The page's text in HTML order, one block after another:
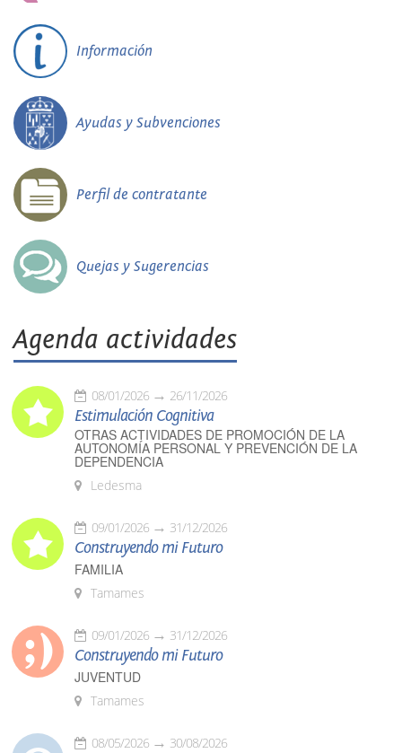
Información
Ayudas y Subvenciones
Perfil de contratante
Quejas y Sugerencias
Agenda actividades
08/01/2026 26/11/2026
Estimulación Cognitiva
OTRAS ACTIVIDADES DE PROMOCIÓN DE LA
AUTONOMÍA PERSONAL Y PREVENCIÓN DE LA
DEPENDENCIA
Ledesma
09/01/2026 31/12/2026
Construyendo mi Futuro
FAMILIA
Tamames
09/01/2026 31/12/2026
Construyendo mi Futuro
JUVENTUD
Tamames
08/05/2026 30/08/2026